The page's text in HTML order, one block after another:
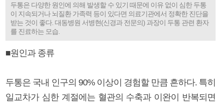
두통은 다양한 원인에 의해 발생할 수 있기 때문에 이유 없이 심한 두통
이 지속되거나 뇌질환 가족력 등이 있다면 의료기관에서 정확한 진단을
받는 것이 좋다. 대동병원 서병현(신경과 전문의) 과장이 두통 관련 환자
를 진료하는 모습.
■원인과 종류
두통은 국내 인구의 90% 이상이 경험할 만큼 흔하다. 특히
일교차가 심한 계절에는 혈관의 수축과 이완이 반복되면